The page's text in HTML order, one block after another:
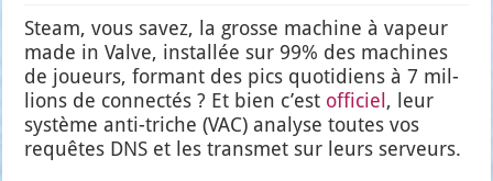
Steam, vous savez, la grosse machine à vapeur
made in Valve, ins­tal­lée sur 99% des machines
de joueurs, for­mant des pics quo­ti­diens à 7 mil­
lions de connec­tés ? Et bien c’est offi­ciel , leur
sys­tème anti-triche (VAC) ana­lyse toutes vos
requêtes DNS et les trans­met sur leurs ser­veurs.